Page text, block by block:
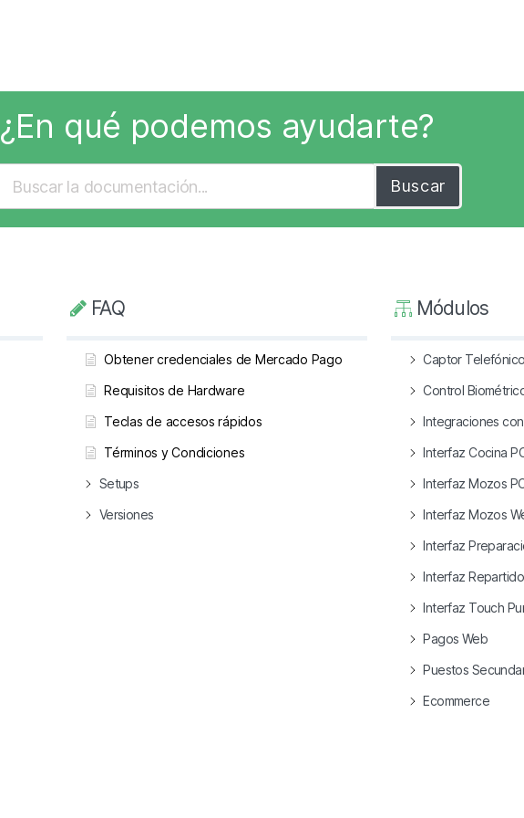
¿En qué podemos ayudarte?
Buscar
FAQ
Obtener credenciales de Mercado Pago
Requisitos de Hardware
Teclas de accesos rápidos
Términos y Condiciones
Setups
Versiones
Módulos
Captor Telefónico
Control
Integraciones
Interfaz Cocina
Interfaz Mozos
Interfaz Mozos
Interfaz
Interfaz
Interfaz Touch
Pagos Web
Puestos
Ecommerce